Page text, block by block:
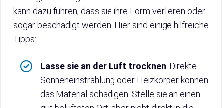
kann dazu führen, dass sie ihre Form verlieren oder
sogar beschädigt werden. Hier sind einige hilfreiche
Tipps:
Lasse sie an der Luft trocknen: Direkte
Sonneneinstrahlung oder Heizkörper können
das Material schädigen. Stelle sie an einen